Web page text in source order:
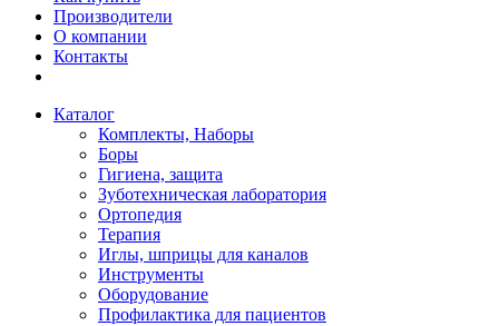
Производители
О компании
Контакты
Каталог
Комплекты, Наборы
Боры
Гигиена, защита
Зуботехническая лаборатория
Ортопедия
Терапия
Иглы, шприцы для каналов
Инструменты
Оборудование
Профилактика для пациентов